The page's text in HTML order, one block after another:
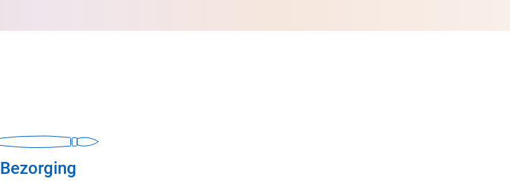
Bezorging